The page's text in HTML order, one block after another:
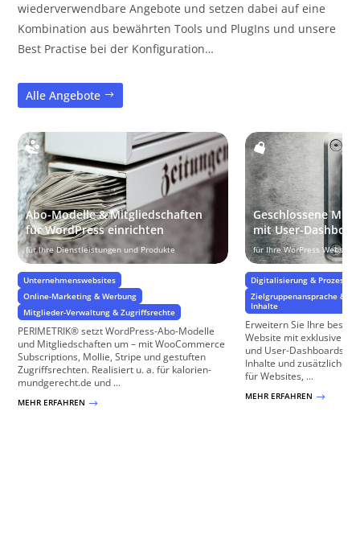
wiederverwendbare Angebote und setzen dabei auf eine
Kombination aus bewährten Tools und PlugIns und unsere
Best Practise bei der Konfiguration…
Alle Angebote
Abo-Modelle & Mitgliedschaften
für WordPress einrichten
für Ihre Dienstleistungen und Produkte
Unternehmenswebsites
Online-Marketing & Werbung
Mitglieder-Verwaltung & Zugriffsrechte
PERIMETRIK® setzt WordPress-Abo-Modelle
und Mitgliedschaften um – mit WooCommerce
Subscriptions, Mollie, Stripe und gestuften
Zugriffsrechten. Realisiert u. a. für kalorien-
mundgerecht.de und ...
MEHR ERFAHREN $
Geschlossene
mit User-
für Ihre WorPress Website
Digitalisierung & Prozesse
Zielgruppenansprache &
Inhalte
Erweitern Sie Ihre
Website mit exklusiven
und User-Dashboards,
Inhalte und zusätzliche
für Websites, ...
MEHR ERFAHREN $